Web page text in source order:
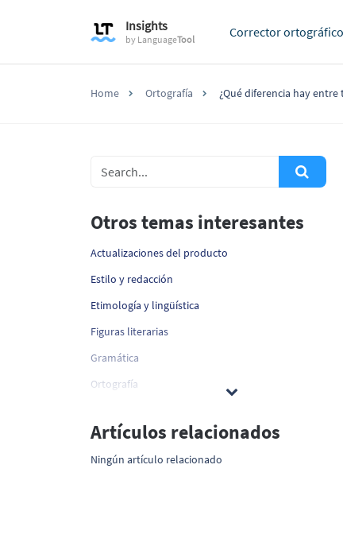
Insights
by LanguageTool Corrector ortográfico
Home Ortografía ¿Qué diferencia hay
Otros temas interesantes
Actualizaciones del producto
Estilo y redacción
Etimología y lingüística
Figuras literarias
Gramática
Ortografía
Artículos relacionados
Ningún artículo relacionado